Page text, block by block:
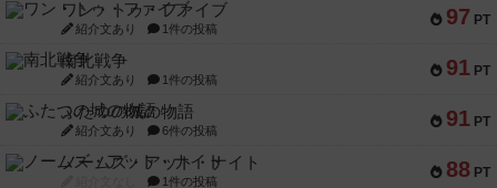
97 PT
ワン・トゥ・ファイブ
紹介文あり 1件の投稿
91 PT
南北戦争
紹介文あり 1件の投稿
91 PT
ふたつの城の物語
紹介文あり 6件の投稿
88 PT
ノームズ・アット・ナイト
1件の投稿